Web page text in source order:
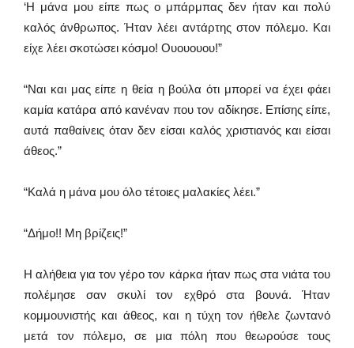
‘Η μάνα μου είπε πως ο μπάρμπας δεν ήταν και πολύ
καλός άνθρωπος. Ήταν λέει αντάρτης στον πόλεμο. Και
είχε λέει σκοτώσει κόσμο! Ουουουου!”
“Ναι και μας είπε η θεία η βούλα ότι μπορεί να έχει φάει
καμία κατάρα από κανέναν που τον αδίκησε. Επίσης είπε,
αυτά παθαίνεις όταν δεν είσαι καλός χριστιανός και είσαι
άθεος.”
“Καλά η μάνα μου όλο τέτοιες μαλακίες λέει.”
“Δήμο!! Μη βρίζεις!”
Η αλήθεια για τον γέρο τον κάρκα ήταν πως στα νιάτα του
πολέμησε σαν σκυλί τον εχθρό στα βουνά. Ήταν
κομμουνιστής και άθεος, και η τύχη τον ήθελε ζωντανό
μετά τον πόλεμο, σε μια πόλη που θεωρούσε τους